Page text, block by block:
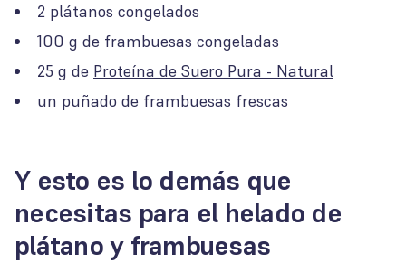
2 plátanos congelados
100 g de frambuesas congeladas
25 g de Proteína de Suero Pura - Natural
un puñado de frambuesas frescas
Y esto es lo demás que
necesitas para el helado de
plátano y frambuesas